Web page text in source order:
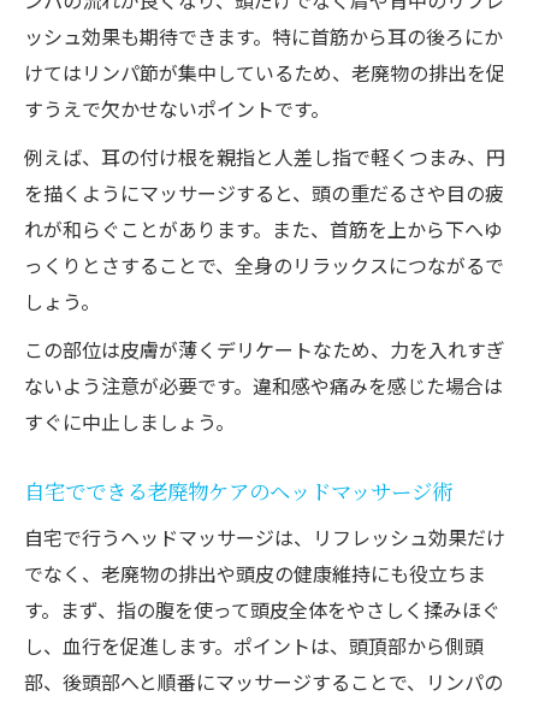
ッシュ効果も期待できます。特に首筋から耳の後ろにか
けてはリンパ節が集中しているため、老廃物の排出を促
すうえで欠かせないポイントです。
例えば、耳の付け根を親指と人差し指で軽くつまみ、円
を描くようにマッサージすると、頭の重だるさや目の疲
れが和らぐことがあります。また、首筋を上から下へゆ
っくりとさすることで、全身のリラックスにつながるで
しょう。
この部位は皮膚が薄くデリケートなため、力を入れすぎ
ないよう注意が必要です。違和感や痛みを感じた場合は
すぐに中止しましょう。
自宅でできる老廃物ケアのヘッドマッサージ術
自宅で行うヘッドマッサージは、リフレッシュ効果だけ
でなく、老廃物の排出や頭皮の健康維持にも役立ちま
す。まず、指の腹を使って頭皮全体をやさしく揉みほぐ
し、血行を促進します。ポイントは、頭頂部から側頭
部、後頭部へと順番にマッサージすることで、リンパの